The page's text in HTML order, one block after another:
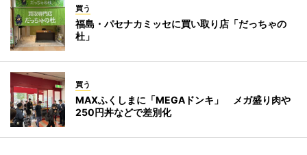
買う
福島・パセナカミッセに買い取り店「だっちゃの
杜」
買う
MAXふくしまに「MEGAドンキ」 メガ盛り肉や
250円丼などで差別化